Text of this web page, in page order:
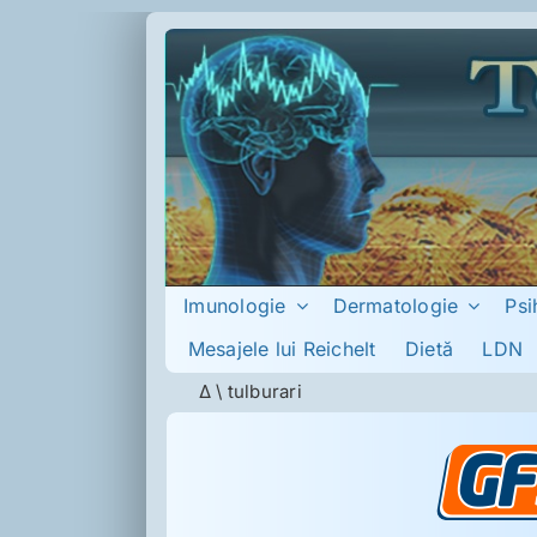
Imunologie Dermatologie
Mesajele lui Reichelt
Dietă LDN
Δ \ tulburari